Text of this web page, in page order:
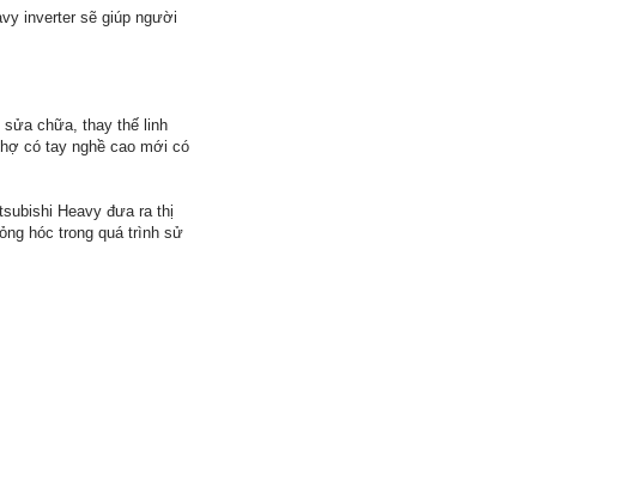
inverter sẽ giúp người
sửa chữa, thay thế linh
có tay nghề cao mới có
Heavy đưa ra thị
hóc trong quá trình sử